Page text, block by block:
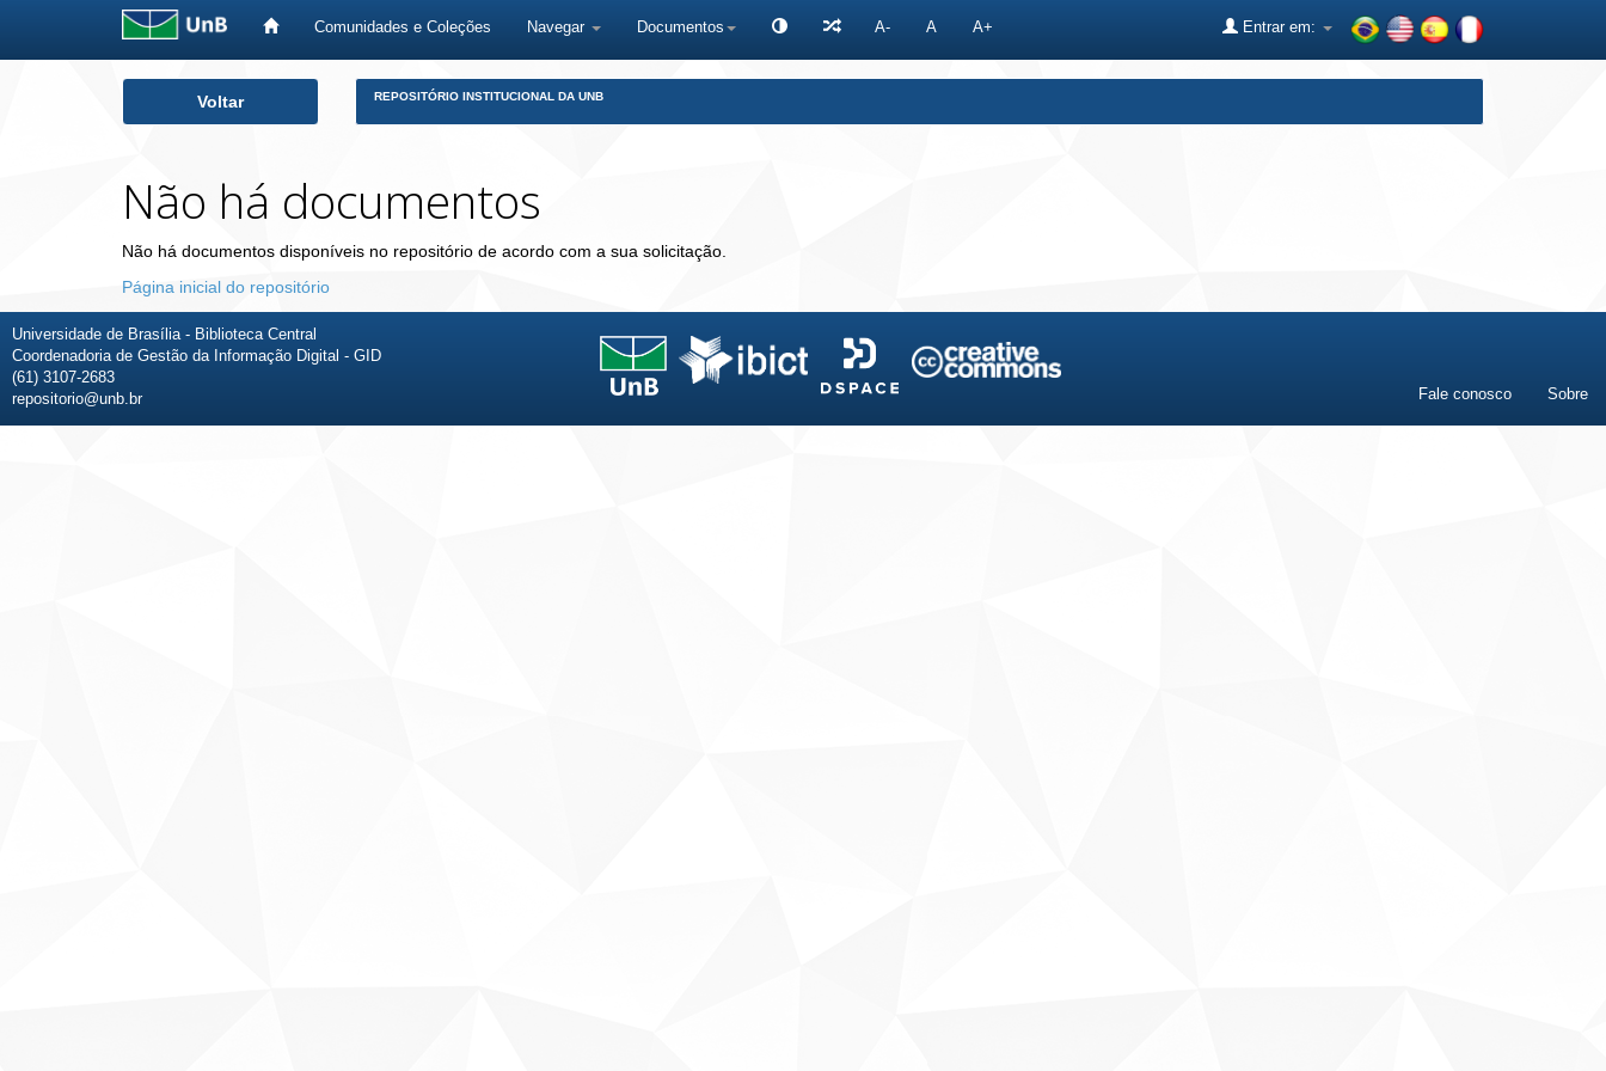
Comunidades e Coleções Navegar Documentos A- A A+ Entrar em:
Voltar REPOSITÓRIO INSTITUCIONAL DA UNB
Não há documentos
Não há documentos disponíveis no repositório de acordo com a sua solicitação.
Página inicial do repositório
Universidade de Brasília - Biblioteca Central
Coordenadoria de Gestão da Informação Digital - GID
(61) 3107-2683
repositorio@unb.br
Fale conosco Sobre